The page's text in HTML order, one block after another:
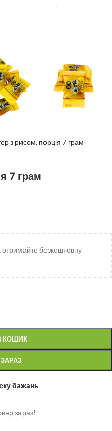
з рисом, порція 7 грам
7 грам
отримайте безкоштовну
КОШИК
бажань
зараз!